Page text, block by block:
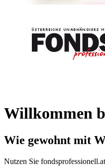
Willkommen
Wie gewohnt mit
Nutzen Sie